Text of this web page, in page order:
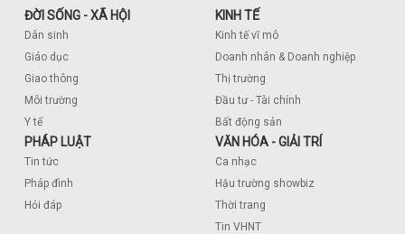
ĐỜI SỐNG - XÃ HỘI
Dân sinh
Giáo dục
Giao thông
Môi trường
Y tế
KINH TẾ
Kinh tế vĩ mô
Doanh nhân & Doanh nghiệp
Thị trường
Đầu tư - Tài chính
Bất động sản
PHÁP LUẬT
Tin tức
Pháp đình
Hỏi đáp
VĂN HÓA - GIẢI TRÍ
Ca nhạc
Hậu trường showbiz
Thời trang
Tin VHNT